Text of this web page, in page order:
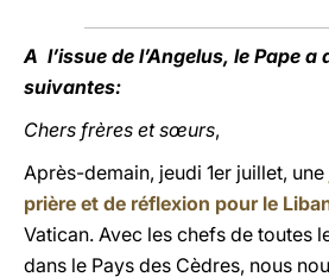
A l’issue de l’Angelus, le Pape
suivantes:
Chers frères et sœurs,
Après-demain, jeudi 1er juillet, une
prière et de réflexion pour le
Vatican. Avec les chefs de toutes
dans le Pays des Cèdres, nous